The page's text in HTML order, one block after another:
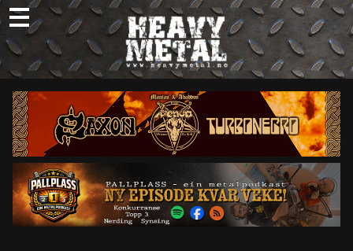
Skip
to
content
Nyheter
Omtaler
Intervjuer
Om oss
Abonner
Søk